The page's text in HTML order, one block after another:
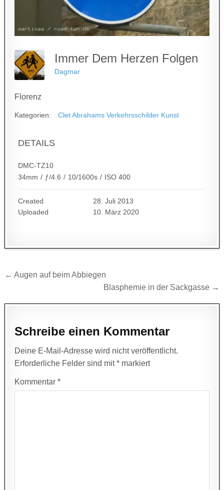
Immer Dem Herzen Folgen
Dagmar
Florenz
Kategorien: Clet Abrahams Verkehrsschilder Kunst
DETAILS
DMC-TZ10
34mm / ƒ/4.6 / 10/1600s / ISO 400
Created
28. Juli 2013
Uploaded
10. März 2020
Beitragsnavigation
← Augen auf beim Abbiegen
Blasphemie in der Sackgasse →
Schreibe einen Kommentar
Deine E-Mail-Adresse wird nicht veröffentlicht.
Erforderliche Felder sind mit* markiert
Kommentar*